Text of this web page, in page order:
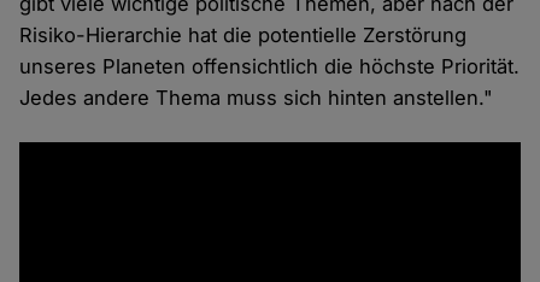
Risiko-Hierarchie hat die potentielle Zerstörung
unseres Planeten offensichtlich die höchste Priorität.
Jedes andere Thema muss sich hinten anstellen."